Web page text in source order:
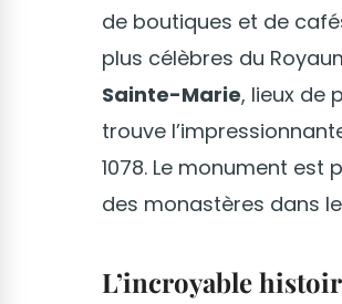
de boutiques et de
plus célèbres du
Sainte-Marie, lieux de
trouve
1078. Le monument
des monastères dans
L’incroyable